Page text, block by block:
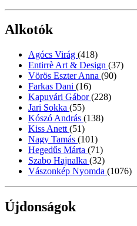
Alkotók
Agócs Virág (418)
Entirrè Art & Design (37)
Vörös Eszter Anna (90)
Farkas Dani (16)
Kapuvári Gábor(228)
Jari Sokka (55)
Kószó András (138)
Kiss Anett (51)
Nagy Tamás (101)
Hegedűs Márta (71)
Szabo Hajnalka (32)
Vászonkép Nyomda (1076)
Újdonságok